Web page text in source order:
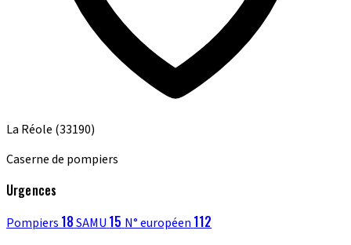
La Réole (33190)
Caserne de pompiers
Urgences
Pompiers 18SAMU 15 N° européen 112